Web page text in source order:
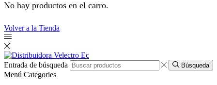
No hay productos en el carro.
Volver a la Tienda
Entrada de búsqueda Búsqueda
Menú Categories